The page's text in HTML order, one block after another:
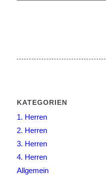
KATEGORIEN
1. Herren
2. Herren
3. Herren
4. Herren
Allgemein